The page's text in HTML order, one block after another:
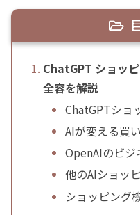
ChatGPT ショッ
全容を解説
ChatGPTショ
AIが変える買
OpenAIのビジ
他のAIショッ
ショッピング